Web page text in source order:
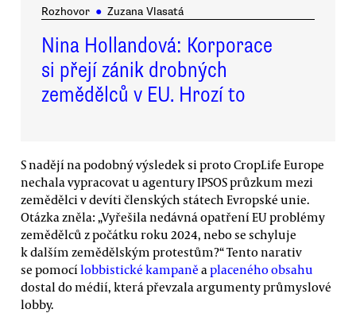
Rozhovor ● Zuzana Vlasatá
Nina Hollandová: Korporace
si přejí zánik drobných
zemědělců v EU. Hrozí to
S nadějí na podobný výsledek si proto CropLife Europe
nechala vypracovat u agentury IPSOS průzkum mezi
zemědělci v devíti členských státech Evropské unie.
Otázka zněla: „Vyřešila nedávná opatření EU problémy
zemědělců z počátku roku 2024, nebo se schyluje
k dalším zemědělským protestům?“ Tento narativ
se pomocí lobbistické kampaně a placeného obsahu
dostal do médií, která převzala argumenty průmyslové
lobby.